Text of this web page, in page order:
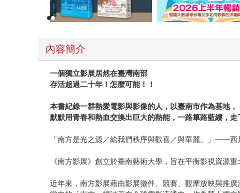
內容簡介
一個獨立影展居然在臺灣南部
存活超過二十年！怎麼可能！！
本書紀錄一群熱愛電影與影像的人，以臺南市作為基地，
默默用青春和熱血交換出巨大的熱能，一路篳路藍縷，走
「南方是光之源／給我們秩序與歡喜／與華麗。」——西
《南方影展》創立於臺南藝術大學，旨在平衡影視資源
近年來，南方影展藉由影展徵件、競賽、觀摩放映與推